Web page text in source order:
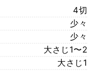
4切
少々
少々
大さじ1〜2
大さじ1